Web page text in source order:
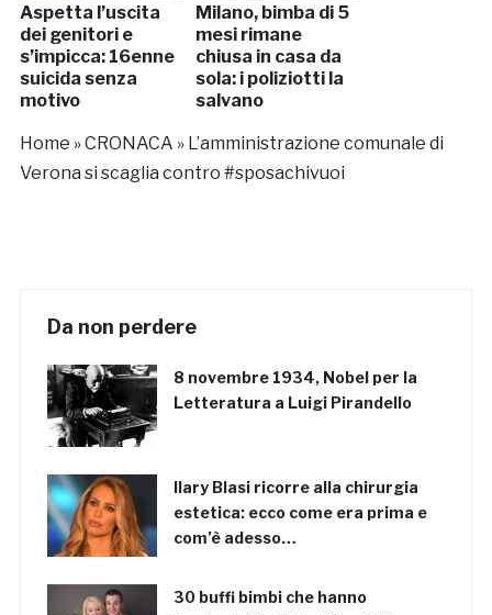
Aspetta l’uscita
dei genitori e
s’impicca: 16enne
suicida senza
motivo
Milano, bimba di 5
mesi rimane
chiusa in casa da
sola: i poliziotti la
salvano
Home »CRONACA » L’amministrazione comunale di
Verona si scaglia contro #sposachivuoi
Da non perdere
8 novembre 1934, Nobel per la
Letteratura a Luigi Pirandello
Ilary Blasi ricorre alla chirurgia
estetica: ecco come era prima e
com’è adesso…
30 buffi bimbi che hanno